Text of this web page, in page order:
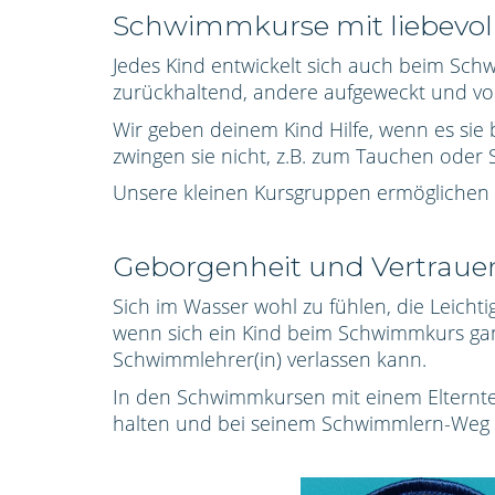
Schwimmkurse mit
Jedes Kind entwickelt sich auch beim
zurückhaltend, andere aufgeweckt und
Wir geben deinem Kind Hilfe, wenn es
zwingen sie nicht, z.B. zum Tauchen oder
Unsere kleinen Kursgruppen
Geborgenheit und
Sich im Wasser wohl zu fühlen, die
wenn sich ein Kind beim Schwimmkurs
Schwimmlehrer(in) verlassen kann.
In den Schwimmkursen mit einem
halten und bei seinem Schwimmlern-